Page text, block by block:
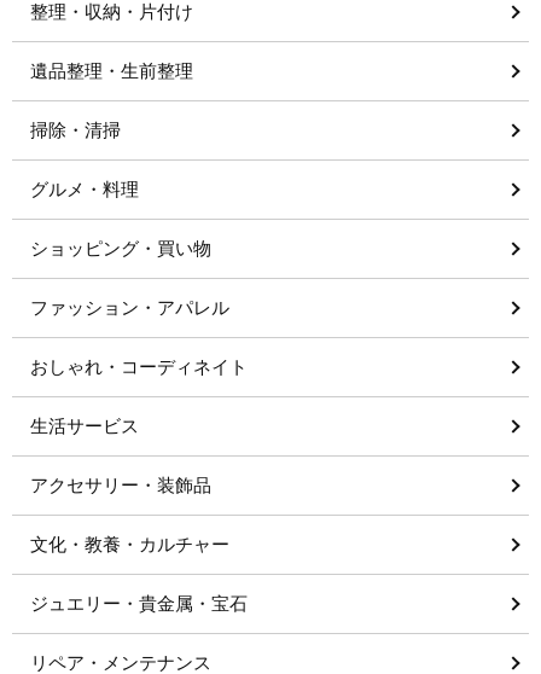
整理・収納・片付け
遺品整理・生前整理
掃除・清掃
グルメ・料理
ショッピング・買い物
ファッション・アパレル
おしゃれ・コーディネイト
生活サービス
アクセサリー・装飾品
文化・教養・カルチャー
ジュエリー・貴金属・宝石
リペア・メンテナンス